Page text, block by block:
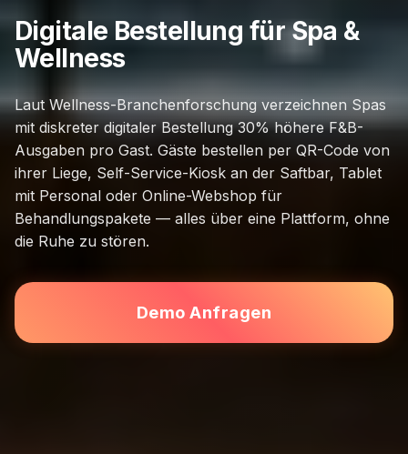
Digitale Bestellung für Spa &
Wellness
Laut Wellness-Branchenforschung verzeichnen Spas
mit diskreter digitaler Bestellung 30% höhere F&B-
Ausgaben pro Gast. Gäste bestellen per QR-Code von
ihrer Liege, Self-Service-Kiosk an der Saftbar, Tablet
mit Personal oder Online-Webshop für
Behandlungspakete — alles über eine Plattform, ohne
die Ruhe zu stören.
Demo Anfragen